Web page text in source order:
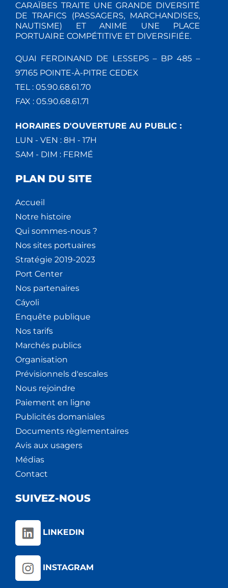
CARAÏBES TRAITE UNE GRANDE DIVERSITÉ
DE TRAFICS (PASSAGERS, MARCHANDISES,
NAUTISME) ET ANIME UNE PLACE
PORTUAIRE COMPÉTITIVE ET DIVERSIFIÉE.
QUAI FERDINAND DE LESSEPS – BP 485 –
97165 POINTE-À-PITRE CEDEX
TEL : 05.90.68.61.70
FAX : 05.90.68.61.71
HORAIRES D'OUVERTURE AU PUBLIC :
LUN - VEN : 8H - 17H
SAM - DIM : FERMÉ
PLAN DU SITE
Accueil
Notre histoire
Qui sommes-nous ?
Nos sites portuaires
Stratégie 2019-2023
Port Center
Nos partenaires
Cáyoli
Enquête publique
Nos tarifs
Marchés publics
Organisation
Prévisionnels d'escales
Nous rejoindre
Paiement en ligne
Publicités domaniales
Documents règlementaires
Avis aux usagers
Médias
Contact
SUIVEZ-NOUS
LINKEDIN
INSTAGRAM